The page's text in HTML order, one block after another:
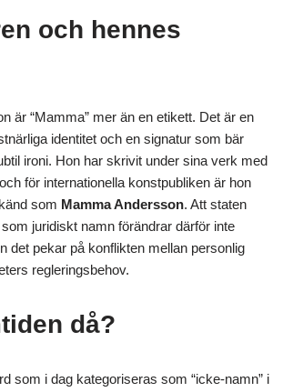
och hennes
är “Mamma” mer än en etikett. Det är en
identitet och en signatur som bär
ironi. Hon har skrivit under sina verk med
för internationella konstpubliken är hon
som Mamma Andersson. Att staten
juridiskt namn förändrar därför inte
det pekar på konflikten mellan personlig
regleringsbehov.
då?
som i dag kategoriseras som “icke-namn” i